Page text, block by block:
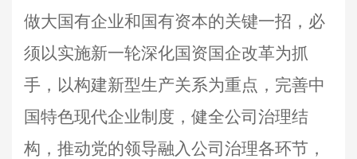
做大国有企业和国有资本的关键一招，必
须以实施新一轮深化国资国企改革为抓
手，以构建新型生产关系为重点，完善中
国特色现代企业制度，健全公司治理结
构，推动党的领导融入公司治理各环节，